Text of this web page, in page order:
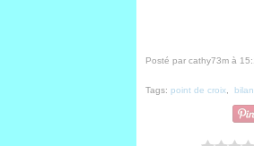
Posté par cathy73m à
Tags: point de croix bilan